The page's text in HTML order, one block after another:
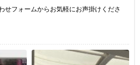
せフォームからお気軽にお声掛けくださ